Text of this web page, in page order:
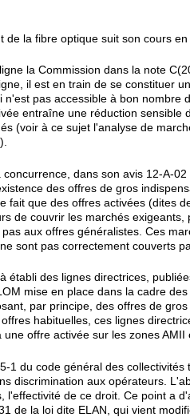
de la fibre optique suit son cours en
la Commission dans la note
il est en train de se constituer
n'est pas accessible à bon nombre
entraîne une réduction sensible
(voir à ce sujet l'analyse de
concurrence, dans son avis 12-A-
des offres de gros
fait que des offres activées (dites
de couvrir les marchés
aux offres généralistes. Ces
sont pas correctement couverts
établi des lignes directrices,
mise en place dans la cadre
par principe, des offres de
habituelles, ces lignes
une offre activée sur les zones AMII
1 du code général des
discrimination aux opérateurs.
l'effectivité de ce droit. Ce point a
de la loi dite ELAN, qui vient